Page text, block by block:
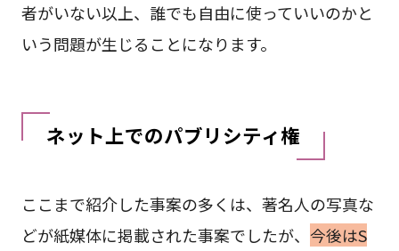
者がいない以上、誰でも自由に使っていいのかと
いう問題が生じることになります。
ネット上でのパブリシティ権
ここまで紹介した事案の多くは、著名人の写真な
どが紙媒体に掲載された事案でしたが、 今後はS